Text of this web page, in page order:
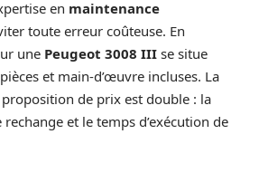
en maintenance
toute erreur coûteuse. En
une Peugeot 3008 III se situe
et main-d’œuvre incluses. La
de prix est double : la
et le temps d’exécution de